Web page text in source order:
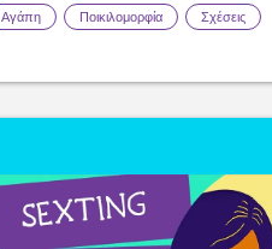
Αγάπη Ποικιλομορφία Σχέσεις